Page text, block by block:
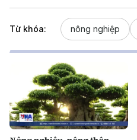
Từ khóa: nông nghiệp